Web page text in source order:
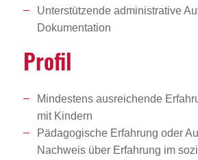
Unterstützende administrative
Dokumentation
Profil
Mindestens ausreichende
mit Kindern
Pädagogische Erfahrung oder
Nachweis über Erfahrung im